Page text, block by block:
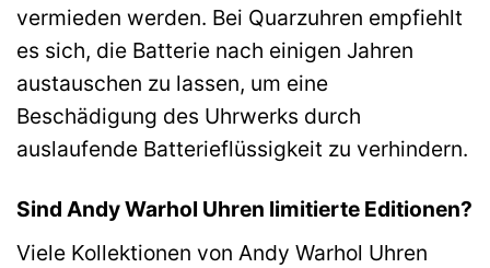
vermieden werden. Bei Quarzuhren empfiehlt
es sich, die Batterie nach einigen Jahren
austauschen zu lassen, um eine
Beschädigung des Uhrwerks durch
auslaufende Batterieflüssigkeit zu verhindern.
Sind Andy Warhol Uhren limitierte Editionen?
Viele Kollektionen von Andy Warhol Uhren